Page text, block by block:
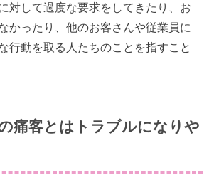
対して過度な要求をしてきたり、お
かったり、他のお客さんや従業員に
行動を取る人たちのことを指すこと
痛客とはトラブルになりや